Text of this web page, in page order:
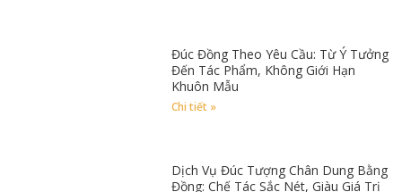
Đúc Đồng Theo Yêu Cầu: Từ Ý Tưởng
Đến Tác Phẩm, Không Giới Hạn
Khuôn Mẫu
Chi tiết »
Dịch Vụ Đúc Tượng Chân Dung Bằng
Đồng: Chế Tác Sắc Nét, Giàu Giá Trị